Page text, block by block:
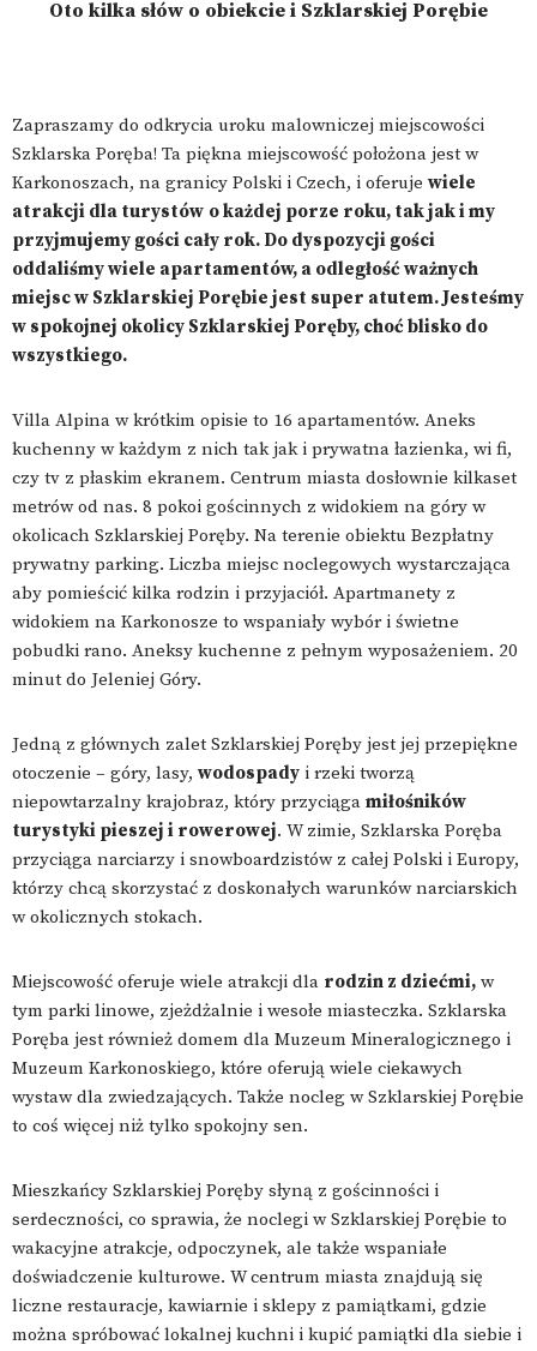
Oto kilka słów o obiekcie i Szklarskiej Porębie
Zapraszamy do odkrycia uroku malowniczej miejscowości
Szklarska Poręba! Ta piękna miejscowość położona jest w
Karkonoszach, na granicy Polski i Czech, i oferuje wiele
atrakcji dla turystów o każdej porze roku, tak jak i my
przyjmujemy gości cały rok. Do dyspozycji gości
oddaliśmy wiele apartamentów, a odległość ważnych
miejsc w Szklarskiej Porębie jest super atutem. Jesteśmy
w spokojnej okolicy Szklarskiej Poręby, choć blisko do
wszystkiego.
Villa Alpina w krótkim opisie to 16 apartamentów. Aneks
kuchenny w każdym z nich tak jak i prywatna łazienka, wi fi,
czy tv z płaskim ekranem. Centrum miasta dosłownie kilkaset
metrów od nas. 8 pokoi gościnnych z widokiem na góry w
okolicach Szklarskiej Poręby. Na terenie obiektu Bezpłatny
prywatny parking. Liczba miejsc noclegowych wystarczająca
aby pomieścić kilka rodzin i przyjaciół. Apartmanety z
widokiem na Karkonosze to wspaniały wybór i świetne
pobudki rano. Aneksy kuchenne z pełnym wyposażeniem. 20
minut do Jeleniej Góry.
Jedną z głównych zalet Szklarskiej Poręby jest jej przepiękne
otoczenie – góry, lasy, wodospady i rzeki tworzą
niepowtarzalny krajobraz, który przyciąga miłośników
turystyki pieszej i rowerowej. W zimie, Szklarska Poręba
przyciąga narciarzy i snowboardzistów z całej Polski i Europy,
którzy chcą skorzystać z doskonałych warunków narciarskich
w okolicznych stokach.
Miejscowość oferuje wiele atrakcji dla rodzin z dziećmi, w
tym parki linowe, zjeżdżalnie i wesołe miasteczka. Szklarska
Poręba jest również domem dla Muzeum Mineralogicznego i
Muzeum Karkonoskiego, które oferują wiele ciekawych
wystaw dla zwiedzających. Także nocleg w Szklarskiej Porębie
to coś więcej niż tylko spokojny sen.
Mieszkańcy Szklarskiej Poręby słyną z gościnności i
serdeczności, co sprawia, że noclegi w Szklarskiej Porębie to
wakacyjne atrakcje, odpoczynek, ale także wspaniałe
doświadczenie kulturowe. W centrum miasta znajdują się
liczne restauracje, kawiarnie i sklepy z pamiątkami, gdzie
można spróbować lokalnej kuchni i kupić pamiątki dla siebie i